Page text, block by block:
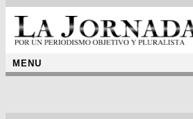
MENU